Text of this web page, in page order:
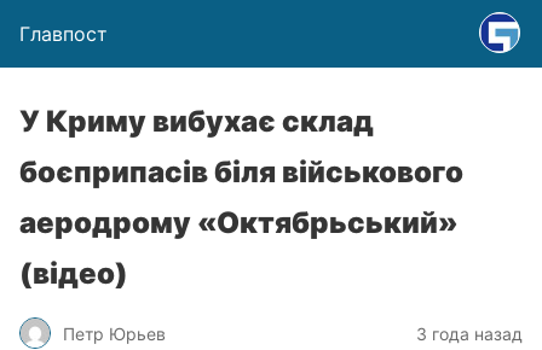
Главпост
У Криму вибухає склад
боєприпасів біля військового
аеродрому «Октябрьський»
(відео)
Петр Юрьев 3 года назад